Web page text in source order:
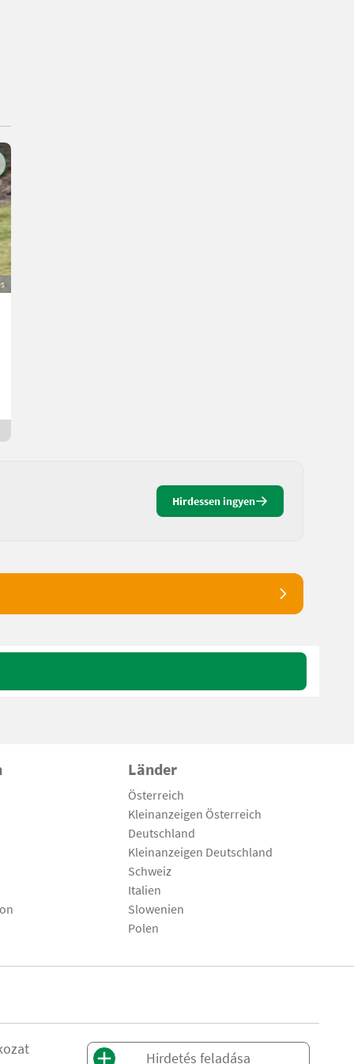
Hirdessen ingyen
Länder
Österreich
Kleinanzeigen Österreich
Deutschland
Kleinanzeigen Deutschland
Schweiz
Italien
Slowenien
Polen
Hirdetés feladása